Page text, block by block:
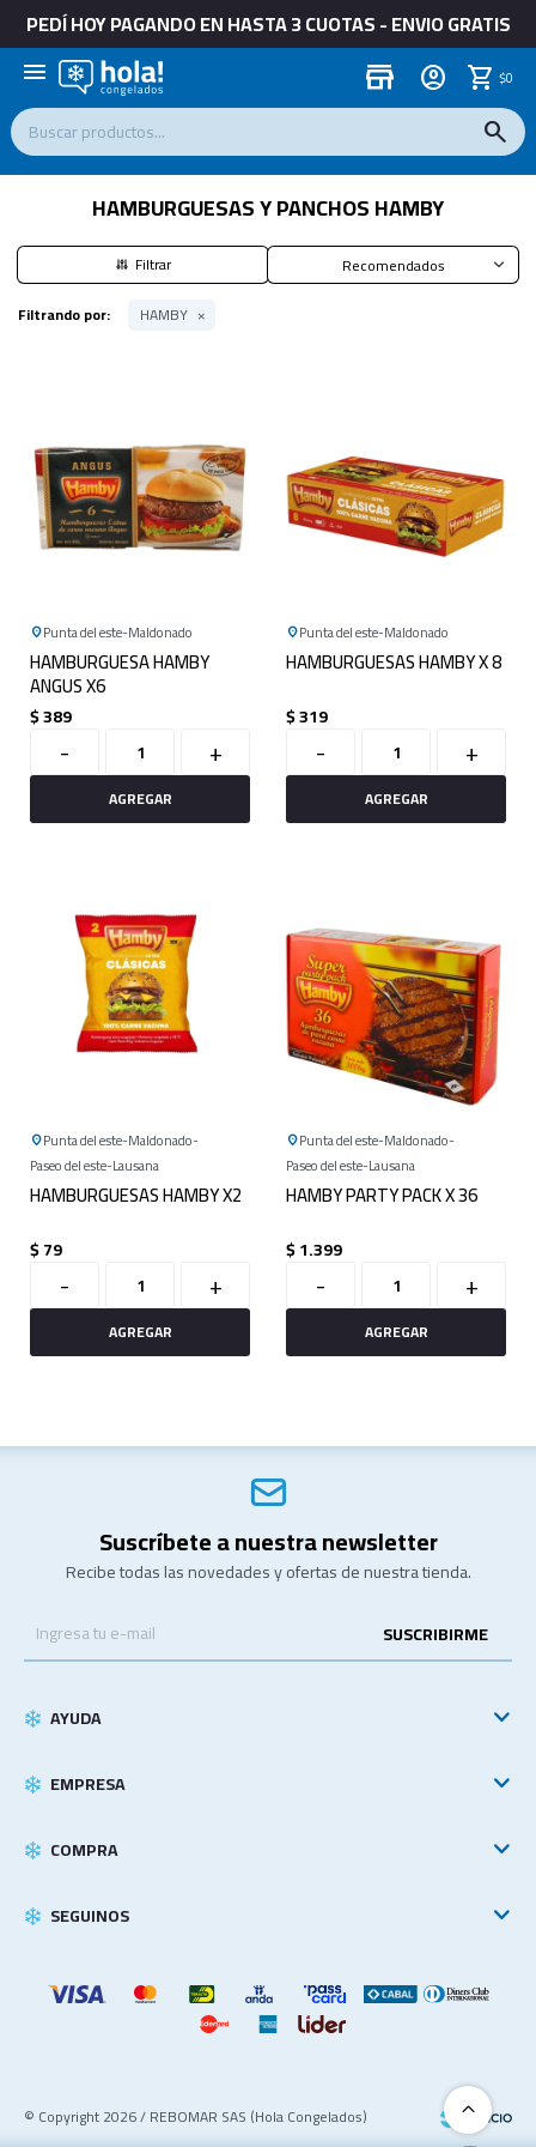
PEDÍ HOY PAGANDO EN HASTA 3 CUOTAS - ENVIO GRATIS
menu store $0
HAMBURGUESAS Y PANCHOS HAMBY
Recomendados
Filtrando por:
HAMBY
Punta del este Maldonado
HAMBURGUESA HAMBY
ANGUS X6
$389
- +
Punta del este Maldonado
HAMBURGUESAS HAMBY X 8
$319
- +
Punta del este Maldonado
Paseo del este Lausana
HAMBURGUESAS HAMBY X2
$79
- +
Punta del este Maldonado
Paseo del este Lausana
HAMBY PARTY PACK X 36
$1.399
- +
Suscríbete a nuestra newsletter
Recibe todas las novedades y ofertas de nuestra tienda.
SUSCRIBIRME
AYUDA
EMPRESA
COMPRA
SEGUINOS
© Copyright 2026 / REBOMAR SAS (Hola Congelados)